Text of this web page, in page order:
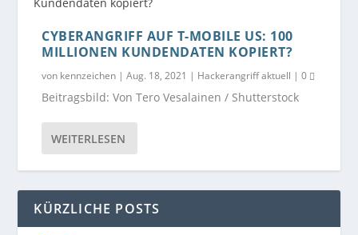
CYBERANGRIFF AUF T-MOBILE US: 100
MILLIONEN KUNDENDATEN KOPIERT?
von kennzeichen |Aug. 18, 2021 | Hackerangriff aktuell |0
Beitragsbild: Von Tero Vesalainen / Shutterstock
WEITERLESEN
KÜRZLICHE POSTS